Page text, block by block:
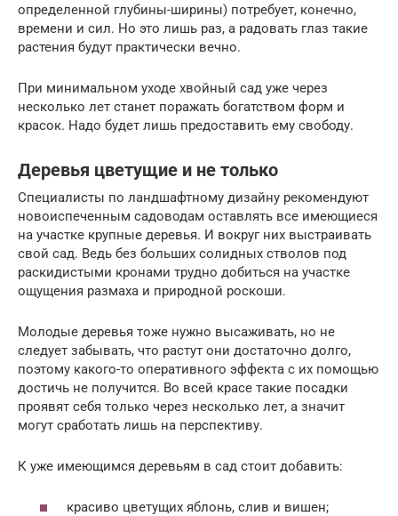
определенной глубины-ширины) потребует, конечно,
времени и сил. Но это лишь раз, а радовать глаз такие
растения будут практически вечно.
При минимальном уходе хвойный сад уже через
несколько лет станет поражать богатством форм и
красок. Надо будет лишь предоставить ему свободу.
Деревья цветущие и не только
Специалисты по ландшафтному дизайну рекомендуют
новоиспеченным садоводам оставлять все имеющиеся
на участке крупные деревья. И вокруг них выстраивать
свой сад. Ведь без больших солидных стволов под
раскидистыми кронами трудно добиться на участке
ощущения размаха и природной роскоши.
Молодые деревья тоже нужно высаживать, но не
следует забывать, что растут они достаточно долго,
поэтому какого-то оперативного эффекта с их помощью
достичь не получится. Во всей красе такие посадки
проявят себя только через несколько лет, а значит
могут сработать лишь на перспективу.
К уже имеющимся деревьям в сад стоит добавить:
красиво цветущих яблонь, слив и вишен;